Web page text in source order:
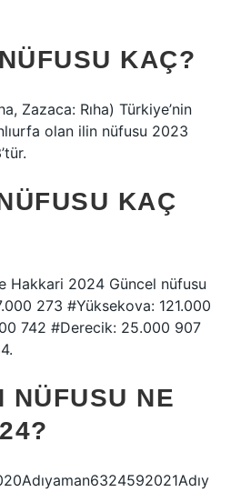
KAÇ?
Zazaca: Rıha) Türkiye’nin
olan ilin nüfusu 2023
KAÇ
Hakkari 2024 Güncel nüfusu
273 #Yüksekova: 121.000
742 #Derecik: 25.000 907
NÜFUSU NE